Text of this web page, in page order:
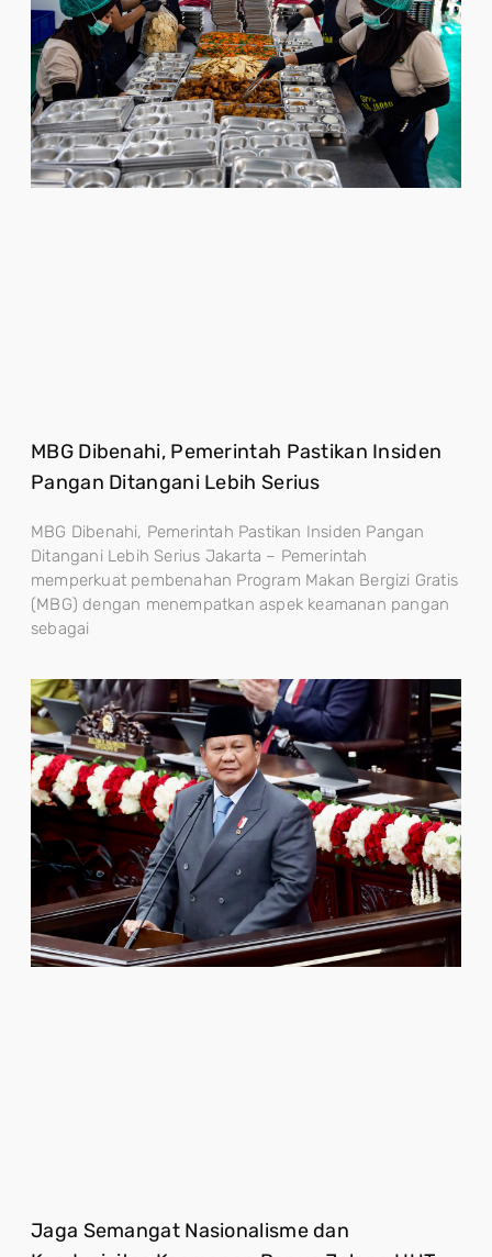
MBG Dibenahi, Pemerintah Pastikan Insiden
Pangan Ditangani Lebih Serius
MBG Dibenahi, Pemerintah Pastikan Insiden Pangan
Ditangani Lebih Serius Jakarta – Pemerintah
memperkuat pembenahan Program Makan Bergizi Gratis
(MBG) dengan menempatkan aspek keamanan pangan
sebagai
Jaga Semangat Nasionalisme dan